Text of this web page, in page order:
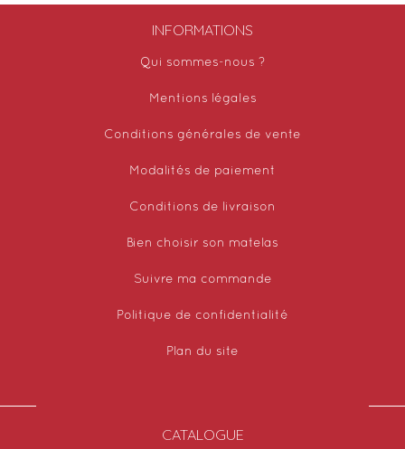
INFORMATIONS
Qui sommes-nous ?
Mentions légales
Conditions générales de vente
Modalités de paiement
Conditions de livraison
Bien choisir son matelas
Suivre ma commande
Politique de confidentialité
Plan du site
CATALOGUE